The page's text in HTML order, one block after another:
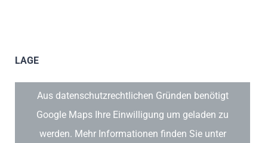
LAGE
Aus datenschutzrechtlichen Gründen benötigt
Google Maps Ihre Einwilligung um geladen zu
werden. Mehr Informationen finden Sie unter